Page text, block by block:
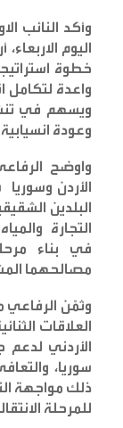
وأكد النائب
اليوم
خطوة
واعدة لتكامل
ويسهم في
وعودة
واوضح
الأردن
البلدين
التجارة
في بناء
مصالحهما
وثمّن الرفاعي
العلاقات
الأردني
سوريا،
ذلك مواجهة
للمرحلة